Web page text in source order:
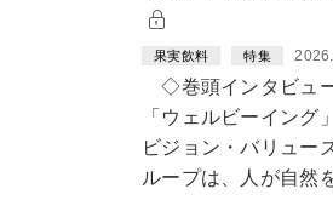
果実飲料 特集
◇巻頭インタビュ
「ウェルビーイン
ビジョン・バリュー
ループは、人が自然